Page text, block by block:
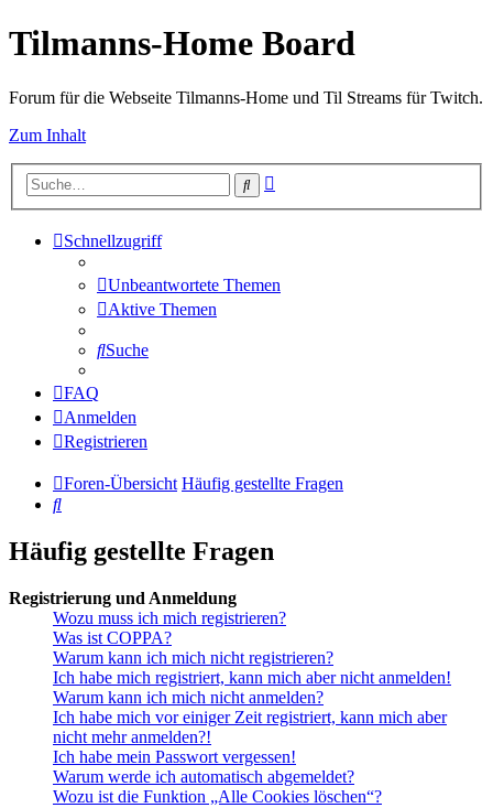
Tilmanns-Home Board
Forum für die Webseite Tilmanns-Home und Til Streams für Twitch.
Zum Inhalt
Suche
Schnellzugriff
Unbeantwortete Themen
Aktive Themen
Suche
FAQ
Anmelden
Registrieren
Foren-Übersicht Häufig gestellte Fragen
Suche
Häufig gestellte Fragen
Registrierung und Anmeldung
Wozu muss ich mich registrieren?
Was ist COPPA?
Warum kann ich mich nicht registrieren?
Ich habe mich registriert, kann mich aber nicht anmelden!
Warum kann ich mich nicht anmelden?
Ich habe mich vor einiger Zeit registriert, kann mich aber
nicht mehr anmelden?!
Ich habe mein Passwort vergessen!
Warum werde ich automatisch abgemeldet?
Wozu ist die Funktion „Alle Cookies löschen“?